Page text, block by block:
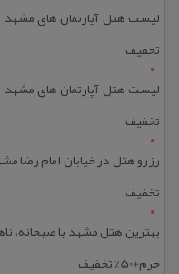
تخفیف
تخفیف
تخفیف
بهترین هتل مشهد با صبحانه،
حرم+50% تخفیف